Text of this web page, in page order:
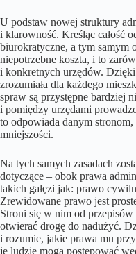
U podstaw nowej struktury
i klarowność. Kreśląc całość
biurokratyczne, a tym samym
niepotrzebne koszta, i to
i konkretnych urzędów. Dzięki
zrozumiała dla każdego
spraw są przystępne bardziej
i pomiędzy urzędami
to odpowiada danym
mniejszości.
Na tych samych zasadach
dotyczące – obok prawa
takich gałęzi jak: prawo
Zrewidowane prawo jest
Stroni się w nim od
otwierać drogę do nadużyć.
i rozumie, jakie prawa mu
je ludzie mogą postępować